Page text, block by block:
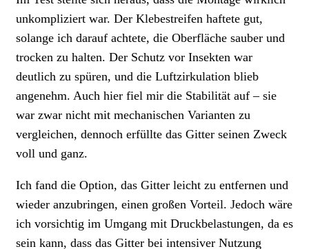
unkompliziert war. Der Klebestreifen haftete gut,
solange ich darauf achtete, die Oberfläche sauber und
trocken zu halten. Der Schutz vor Insekten war
deutlich zu spüren, und die Luftzirkulation blieb
angenehm. Auch hier fiel mir die Stabilität auf – sie
war zwar nicht mit mechanischen Varianten zu
vergleichen, dennoch erfüllte das Gitter seinen Zweck
voll und ganz.
Ich fand die Option, das Gitter leicht zu entfernen und
wieder anzubringen, einen großen Vorteil. Jedoch wäre
ich vorsichtig im Umgang mit Druckbelastungen, da es
sein kann, dass das Gitter bei intensiver Nutzung